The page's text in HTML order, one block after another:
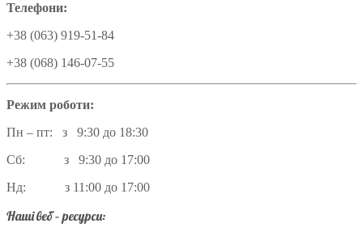
Телефони:
+38 (063) 919-51-84
+38 (068) 146-07-55
Режим роботи:
Пн – пт: з 9:30 до 18:30
Сб: з 9:30 до 17:00
Нд: з 11:00 до 17:00
Наші веб – ресурси: